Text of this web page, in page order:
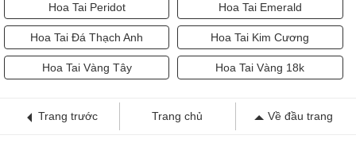
Hoa Tai Peridot Hoa Tai Emerald
Hoa Tai Đá Thạch Anh Hoa Tai Kim Cương
Hoa Tai Vàng Tây Hoa Tai Vàng 18k
Trang trước Trang chủ Về đầu trang